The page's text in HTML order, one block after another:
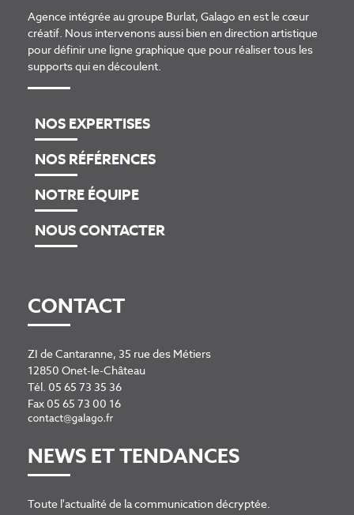
Agence intégrée augroupe Burlat, Galago en est le cœur
créatif. Nous intervenons aussi bien en direction artistique
pour définir une ligne graphique que pour réaliser tous les
supports qui en découlent.
NOS EXPERTISES
NOS RÉFÉRENCES
NOTRE ÉQUIPE
NOUS CONTACTER
CONTACT
ZI de Cantaranne, 35 rue des Métiers
12850 Onet-le-Château
Tél. 05 65 73 35 36
Fax 05 65 73 00 16
NEWS ET TENDANCES
Toute l'actualité de la communication décryptée.